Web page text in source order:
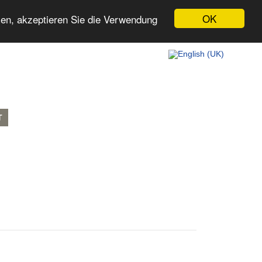
OK
akzeptieren Sie die Verwendung